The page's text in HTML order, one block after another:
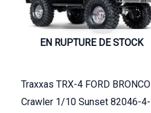
EN RUPTURE DE STOCK
Traxxas TRX-4 FORD BRONCO
Crawler 1/10 Sunset 82046-4-